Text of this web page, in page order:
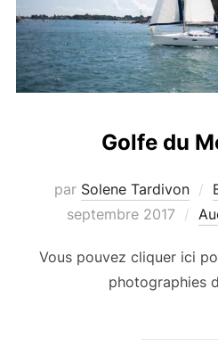
Golfe du
par Solene Tardivon
septembre 2017
Vous pouvez cliquer ici
photographies